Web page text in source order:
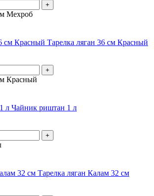
+
Мехроб
Тарелка ляган 36 см Красный
+
Красный
Чайник риштан 1 л
+
Тарелка ляган Калам 32 см